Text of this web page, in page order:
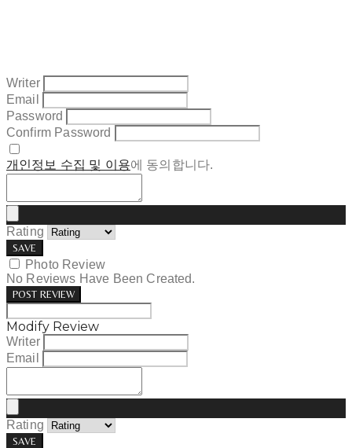
Writer
Email
Password
Confirm Password
개인정보 수집 및 이용에 동의합니다.
Rating
SAVE
Photo Review
No Reviews Have Been Created.
POST REVIEW
Modify Review
Writer
Email
Rating
SAVE